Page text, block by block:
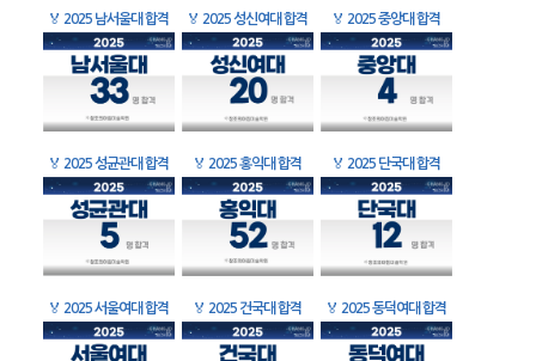
🏅 2025 남서울대 합격 🏅 2025 성신여대 합격 🏅 2025 중앙대 합격
🏅 2025 성균관대 합격 🏅 2025 홍익대 합격 🏅 2025 단국대 합격
🏅 2025 서울여대 합격 🏅 2025 건국대 합격 🏅 2025 동덕여대 합격